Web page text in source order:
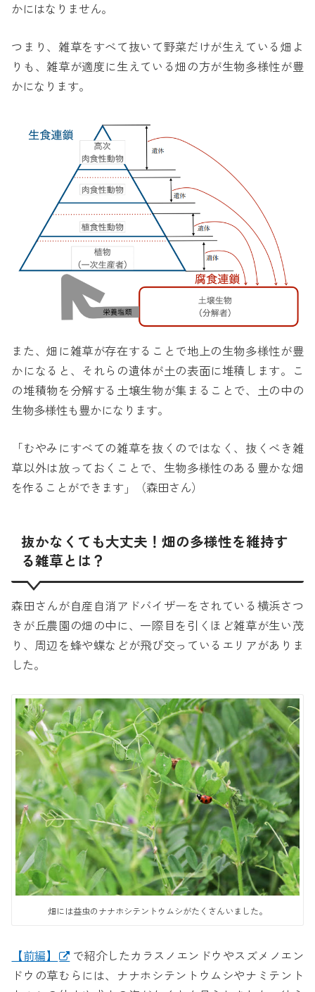
かにはなりません。
つまり、雑草をすべて抜いて野菜だけが生えている畑よ
りも、雑草が適度に生えている畑の方が生物多様性が豊
かになります。
また、畑に雑草が存在することで地上の生物多様性が豊
かになると、それらの遺体が土の表面に堆積します。こ
の堆積物を分解する土壌生物が集まることで、土の中の
生物多様性も豊かになります。
「むやみにすべての雑草を抜くのではなく、抜くべき雑
草以外は放っておくことで、生物多様性のある豊かな畑
を作ることができます」（森田さん）
抜かなくても大丈夫！畑の多様性を維持す
る雑草とは？
森田さんが自産自消アドバイザーをされている横浜さつ
きが丘農園の畑の中に、一際目を引くほど雑草が生い茂
り、周辺を蜂や蝶などが飛び交っているエリアがありま
した。
畑には益虫のナナホシテントウムシがたくさんいました。
【前編】
で紹介したカラスノエンドウやスズメノエン
ドウの草むらには、ナナホシテントウムシやナミテント